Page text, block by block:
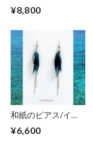
¥8,800
和紙のピアス/イヤ
M
¥6,600